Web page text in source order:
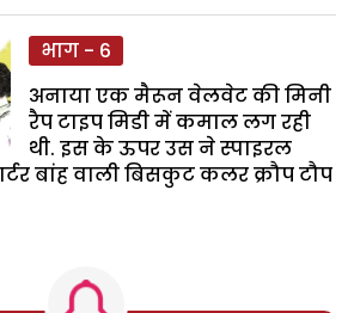
भाग - 6
अनाया एक मैरून वेलवेट की मिनी
रैप टाइप मिडी में कमाल लग रही
थी. इस के ऊपर उस ने स्पाइरल
बांह वाली बिसकुट कलर क्रौप टौप